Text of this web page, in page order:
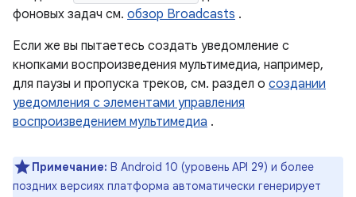
фоновых задач см. обзор Broadcasts .
Если же вы пытаетесь создать уведомление с
кнопками воспроизведения мультимедиа, например,
для паузы и пропуска треков, см. раздел о создании
уведомления с элементами управления
воспроизведением мультимедиа .
Примечание: В Android 10 (уровень API 29) и более
поздних версиях платформа автоматически генерирует